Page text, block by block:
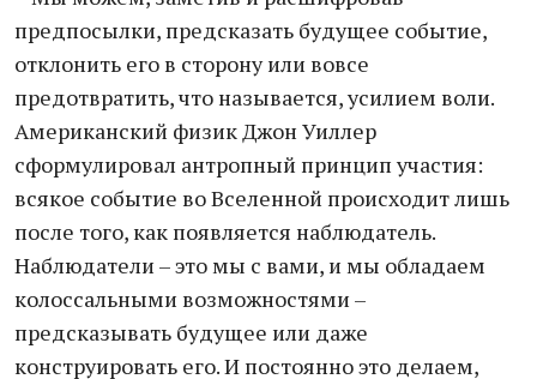
предпосылки, предсказать будущее событие,
отклонить его в сторону или вовсе
предотвратить, что называется, усилием воли.
Американский физик Джон Уиллер
сформулировал антропный принцип участия:
всякое событие во Вселенной происходит лишь
после того, как появляется наблюдатель.
Наблюдатели – это мы с вами, и мы обладаем
колоссальными возможностями –
предсказывать будущее или даже
конструировать его. И постоянно это делаем,